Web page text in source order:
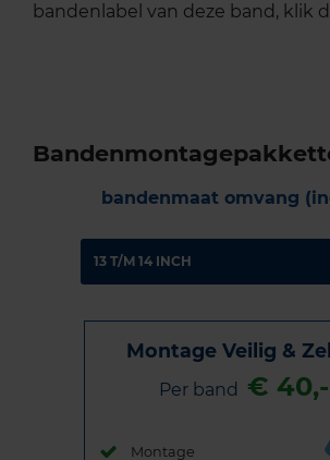
bandenlabel van deze band, klik
bandenmaat omvang
Montage Veilig &
Per band € 40,-
Montage